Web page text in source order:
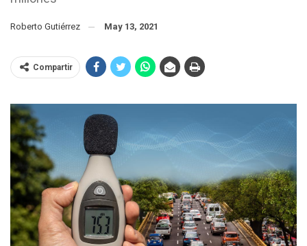
Roberto Gutiérrez May 13, 2021
Compartir